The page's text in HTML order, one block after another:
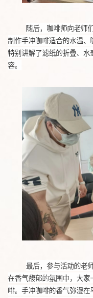
随后，咖啡师向老师
制作手冲咖啡适合的水温
特别讲解了滤纸的折叠、
容。
最后，参与活动的老
在香气馥郁的氛围中， 大家
啡。手冲咖啡的香气弥漫